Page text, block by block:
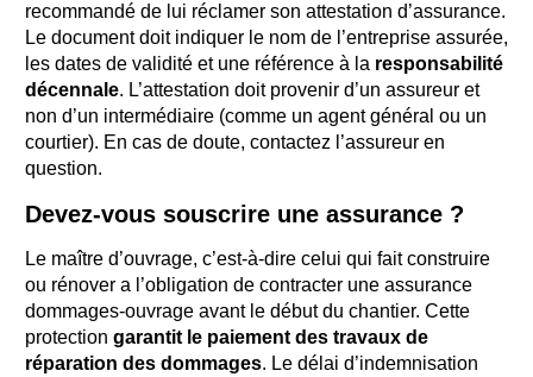
recommandé de lui réclamer son attestation d’assurance.
Le document doit indiquer le nom de l’entreprise assurée,
les dates de validité et une référence à la responsabilité
décennale. L’attestation doit provenir d’un assureur et
non d’un intermédiaire (comme un agent général ou un
courtier). En cas de doute, contactez l’assureur en
question.
Devez-vous souscrire une assurance ?
Le maître d’ouvrage, c’est-à-dire celui qui fait construire
ou rénover a l’obligation de contracter une assurance
dommages-ouvrage avant le début du chantier. Cette
protection garantit le paiement des travaux de
réparation des dommages. Le délai d’indemnisation